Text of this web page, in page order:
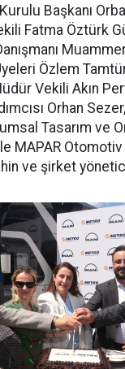
Başkanı
Fatma Öztürk
Özlem
Vekili Akın
Orhan
Tasarım ve
MAPAR
ve şirket